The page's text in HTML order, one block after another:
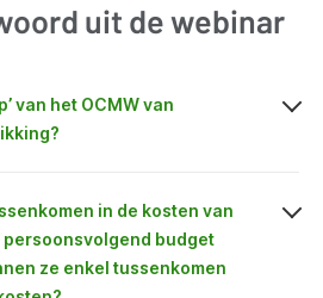
uit de webinar
van het OCMW van
in de kosten van
budget
ze enkel tussenkomen